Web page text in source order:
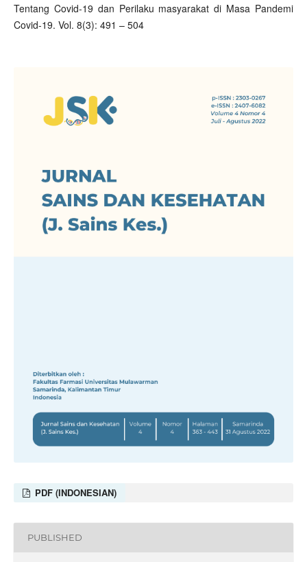
Tentang Covid-19 dan Perilaku masyarakat di Masa Pandemi
Covid-19. Vol. 8(3): 491 – 504
PDF (INDONESIAN)
PUBLISHED